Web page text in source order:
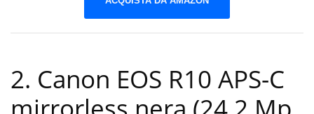
2. Canon EOS R10 APS-C